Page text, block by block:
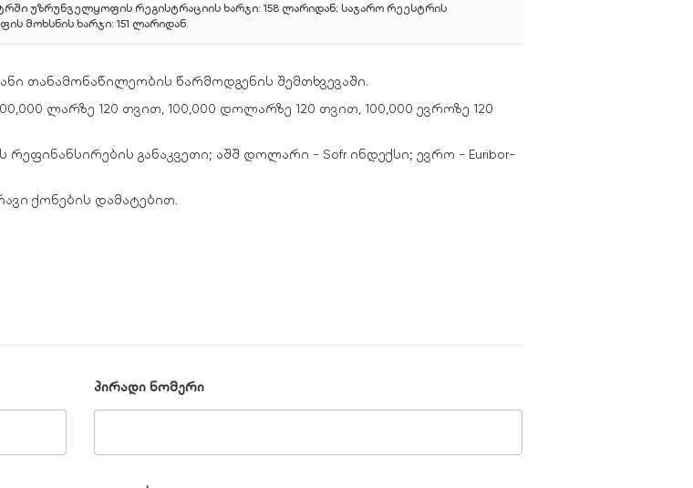
უზრუნველყოფის რეგისტრაციის ხარჯი: 158 ლარიდან; საჯარო რეესტრის
მოხსნის ხარჯი: 151 ლარიდან.
თანამონაწილეობის წარმოდგენის შემთხვევაში.
ლარზე 120 თვით, 100,000 დოლარზე 120 თვით, 100,000 ევროზე 120
განაკვეთი; აშშ დოლარი - Sofr ინდექსი; ევრო - Euribor-
ქონების დამატებით.
პირადი ნომერი